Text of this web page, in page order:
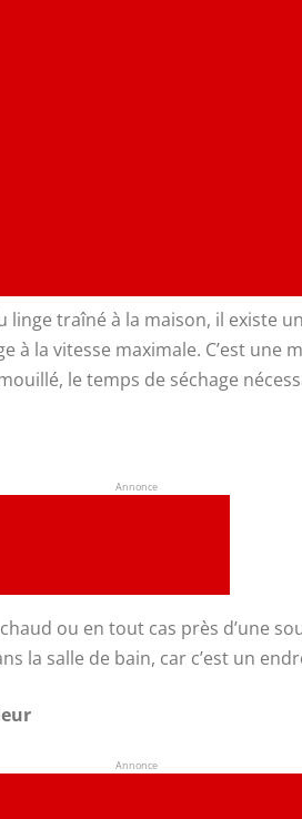
traîné à la maison, il existe
la vitesse maximale. C’est
le temps de séchage
Annonce
ou en tout cas près d’une
la salle de bain, car c’est un
Annonce